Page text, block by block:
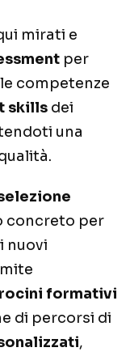
mirati e
per
competenze
skills dei
una
concreto per
nuovi
formativi
di percorsi di
,